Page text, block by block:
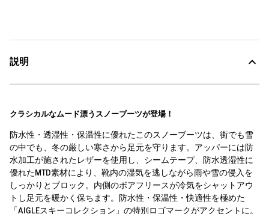
説明
クラシカルなムード漂うスノーブーツが登場！
防水性・透湿性・保温性に優れたこのスノーブーツは、街でも雪
の中でも、冬の厳しい寒さから足元を守ります。アッパーには防
水加工が施されたレザーを使用し、シームテープ、防水透湿性に
優れたMTD素材により、靴内の湿気を逃しながら雨や雪の侵入を
しっかりとブロック。内側のボアフリースが冷気をシャットアウ
トし足元を暖かく保ちます。防水性・保温性・快適性を極めた
「AIGLEスキーコレクション」の特別ロゴマークがアクセントに。